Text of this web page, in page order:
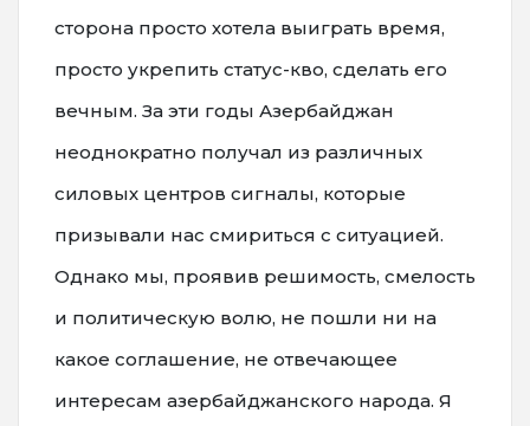
сторона просто хотела выиграть время,
просто укрепить статус-кво, сделать его
вечным. За эти годы Азербайджан
неоднократно получал из различных
силовых центров сигналы, которые
призывали нас смириться с ситуацией.
Однако мы, проявив решимость, смелость
и политическую волю, не пошли ни на
какое соглашение, не отвечающее
интересам азербайджанского народа. Я